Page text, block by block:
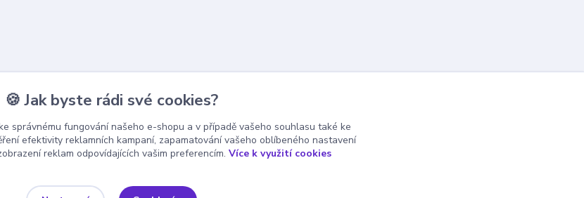
🍪 Jak byste rádi své cookies?
správnému fungování našeho e-shopu a v případě vašeho souhlasu také ke
efektivity reklamních kampaní, zapamatování vašeho oblíbeného nastavení
reklam odpovídajících vašim preferencím. Více k využití cookies